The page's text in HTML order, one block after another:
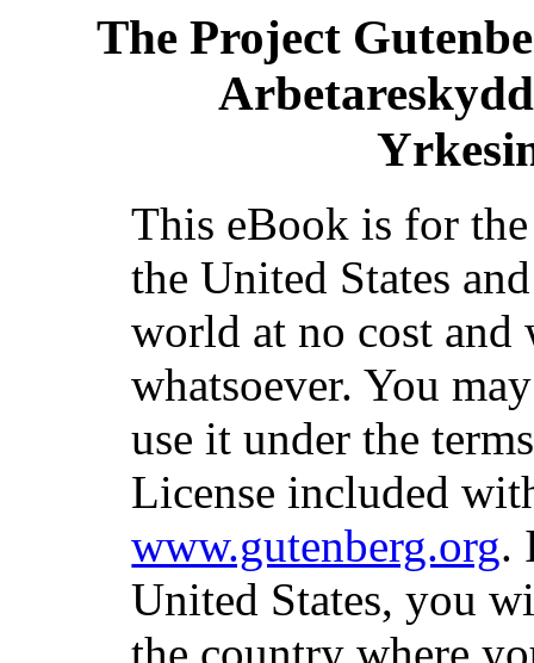
The Project
This eBook is for
the United States
world at no cost
whatsoever. You
use it under the
License included
www.gutenberg.org.
United States, you